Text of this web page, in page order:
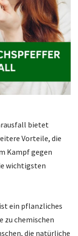
bietet
Vorteile, die
Kampf gegen
wichtigsten
ein pflanzliches
zu chemischen
die natürliche